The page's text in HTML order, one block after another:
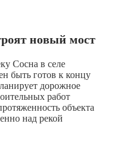
новый мост
Сосна в селе
быть готов к концу
дорожное
работ
объекта
над рекой